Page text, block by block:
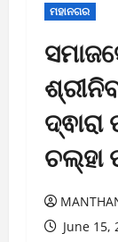
ମହାନଗର
ଚଲ୍ହା
June 15,